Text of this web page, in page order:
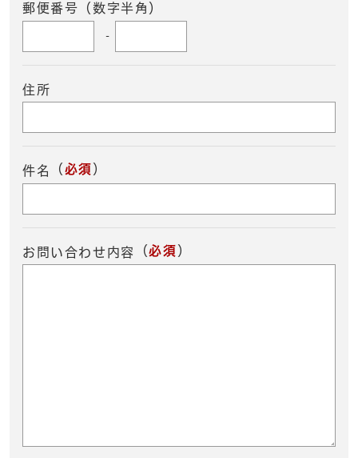
郵便番号（数字半角）
-
住所
件名 （ 必須 ）
お問い合わせ内容 （必須 ）